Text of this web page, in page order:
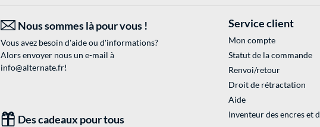
Nous sommes là pour vous !
Vous avez besoin d'aide ou d'informations?
Alors envoyer nous un e-mail à
info@alternate.fr!
Des cadeaux pour tous
Service client
Mon compte
Statut de la commande
Renvoi/retour
Droit de rétractation
Aide
Inventeur des encres et